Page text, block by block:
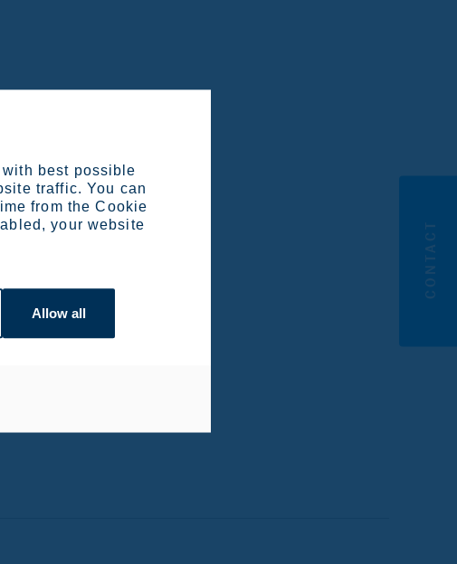
best possible
traffic. You can
from the Cookie
your website
Allow all
CONTACT